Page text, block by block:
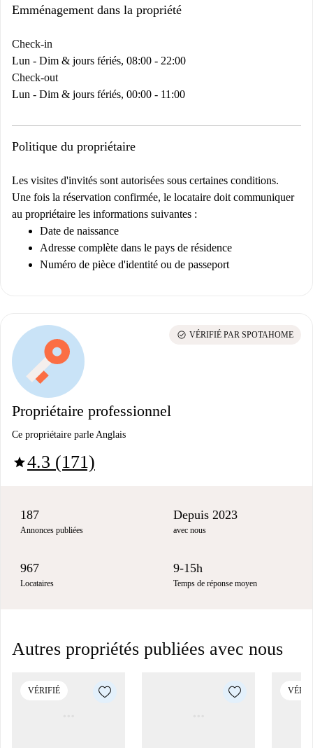
Emménagement dans la propriété
Check-in
Lun - Dim & jours fériés, 08:00 - 22:00
Check-out
Lun - Dim & jours fériés, 00:00 - 11:00
Politique du propriétaire
Les visites d'invités sont autorisées sous certaines conditions.
Une fois la réservation confirmée, le locataire doit communiquer
au propriétaire les informations suivantes :
Date de naissance
Adresse complète dans le pays de résidence
Numéro de pièce d'identité ou de passeport
Propriétaire professionnel
Ce propriétaire parle Anglais
star4.3 (171)
check_circle VÉRIFIÉ PAR SPOTAHOME
187
Annonces publiées
Depuis 2023
avec nous
967
Locataires
9-15h
Temps de réponse moyen
Autres propriétés publiées avec nous
VÉRIFIÉ